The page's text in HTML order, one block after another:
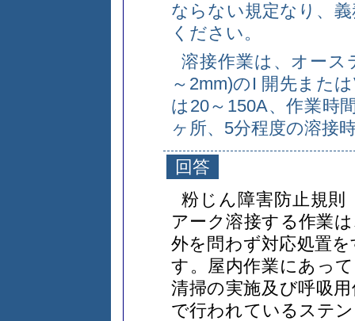
ならない規定なり、
ください。
溶接作業は、オー
～2mm)のI 開先また
は20～150A、作業時
ヶ所、5分程度の溶接
回答
粉じん障害防止規則
アーク溶接する作業
外を問わず対応処置
す。屋内作業にあっ
清掃の実施及び呼吸
で行われているステ